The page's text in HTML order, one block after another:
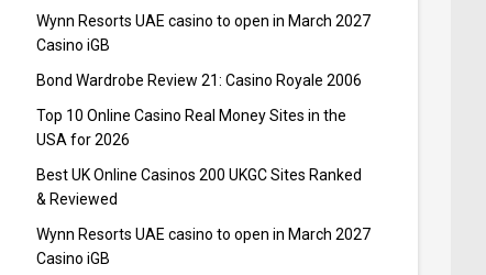
Wynn Resorts UAE casino to open in March 2027
Casino iGB
Bond Wardrobe Review 21: Casino Royale 2006
Top 10 Online Casino Real Money Sites in the
USA for 2026
Best UK Online Casinos 200 UKGC Sites Ranked
& Reviewed
Wynn Resorts UAE casino to open in March 2027
Casino iGB